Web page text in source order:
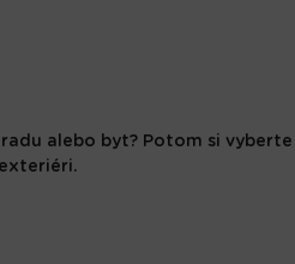
alebo byt? Potom si vyberte